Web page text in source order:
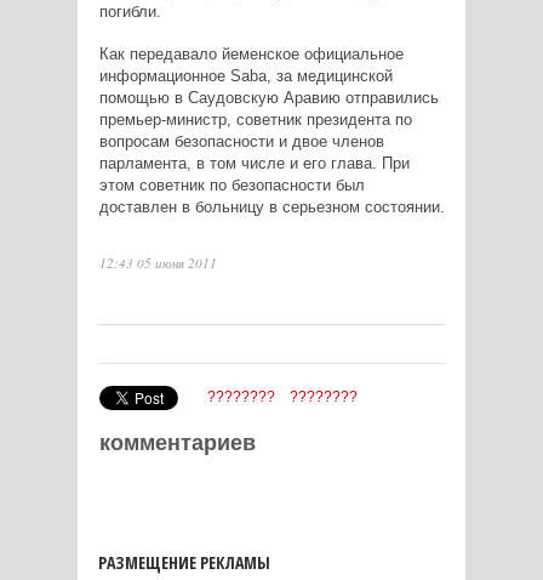
погибли.
Как передавало йеменское официальное
информационное Saba, за медицинской
помощью в Саудовскую Аравию отправились
премьер-министр, советник президента по
вопросам безопасности и двое членов
парламента, в том числе и его глава. При
этом советник по безопасности был
доставлен в больницу в серьезном состоянии.
12:43 05 июня 2011
???????? ????????
комментариев
РАЗМЕЩЕНИЕ РЕКЛАМЫ